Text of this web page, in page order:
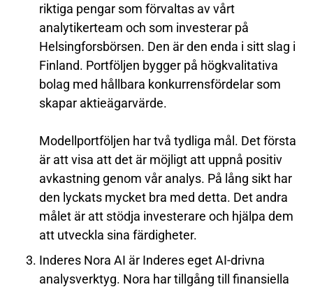
riktiga pengar som förvaltas av vårt
analytikerteam och som investerar på
Helsingforsbörsen. Den är den enda i sitt slag i
Finland. Portföljen bygger på högkvalitativa
bolag med hållbara konkurrensfördelar som
skapar aktieägarvärde.
Modellportföljen har två tydliga mål. Det första
är att visa att det är möjligt att uppnå positiv
avkastning genom vår analys. På lång sikt har
den lyckats mycket bra med detta. Det andra
målet är att stödja investerare och hjälpa dem
att utveckla sina färdigheter.
Inderes Nora AI är Inderes eget AI-drivna
analysverktyg. Nora har tillgång till finansiella